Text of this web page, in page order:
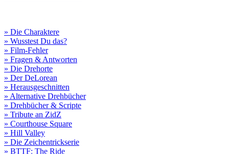
» Die Charaktere
» Wusstest Du das?
» Film-Fehler
» Fragen & Antworten
» Die Drehorte
» Der DeLorean
» Herausgeschnitten
» Alternative Drehbücher
» Drehbücher & Scripte
» Tribute an ZidZ
» Courthouse Square
» Hill Valley
» Die Zeichentrickserie
» BTTF: The Ride